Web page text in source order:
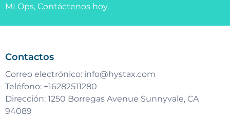
MLOps, Contáctenos hoy.
Contactos
Correo electrónico: info@hystax.com
Teléfono: +16282511280
Dirección: 1250 Borregas Avenue Sunnyvale, CA
94089